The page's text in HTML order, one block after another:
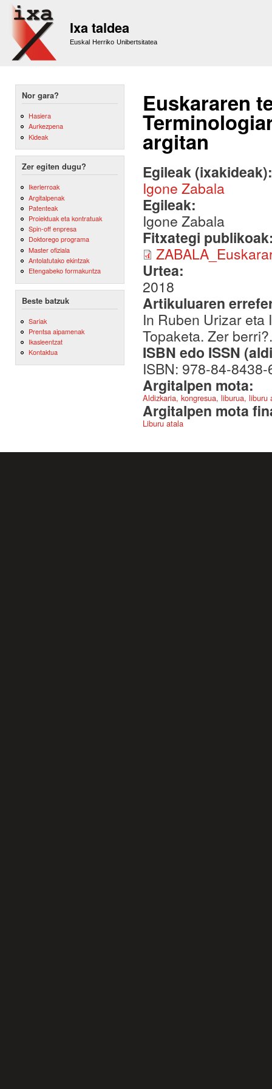
Ixa taldea
Euskal Herriko Unibertsitatea
Nor gara?
Hasiera
Aurkezpena
Kideak
Zer egiten dugu?
Ikerlerroak
Argitalpenak
Patenteak
Proiektuak eta kontratuak
Spin-off enpresa
Doktorego programa
Master ofiziala
Antolatutako ekintzak
Etengabeko formakuntza
Beste batzuk
Sariak
Prentsa aipamenak
Ikasleentzat
Kontaktua
Euskararen
argitan
Egileak
Igone Zabala
Egileak:
Igone Zabala
Fitxategi
Urtea:
2018
Artikuluaren
In Ruben Urizar eta
Topaketa. Zer
ISBN edo ISSN
ISBN: 978-84-
Argitalpen mota:
Aldizkaria, kongresua, liburua,
Argitalpen mota
Liburu atala